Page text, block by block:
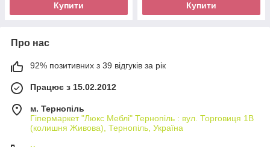
Купити Купити
Про нас
92% позитивних з 39 відгуків за рік
Працює з 15.02.2012
м. Тернопіль
Гіпермаркет "Люкс Меблі" Тернопіль : вул. Торговиця 1В
(колишня Живова), Тернопіль, Україна